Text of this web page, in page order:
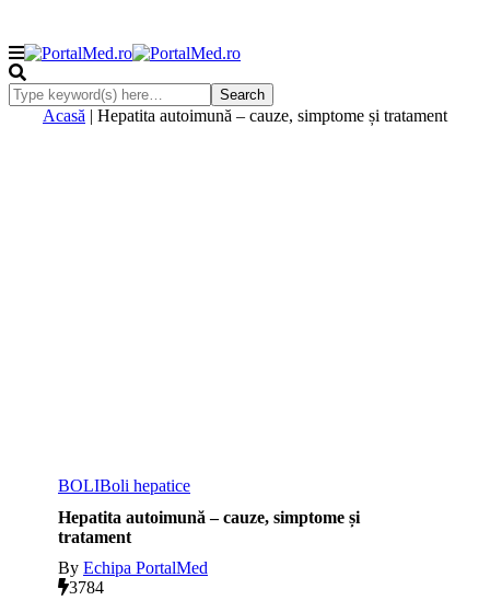
Acasă | Hepatita autoimună – cauze, simptome și tratament
BOLIBoli hepatice
Hepatita autoimună – cauze, simptome și
tratament
By Echipa PortalMed
3784